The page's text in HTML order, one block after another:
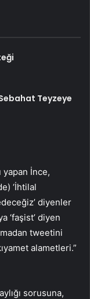
Teyzeye
yapan İnce,
‘İhtilal
diyenler
‘faşist’ diyen
tweetini
alametleri.”
sorusuna,